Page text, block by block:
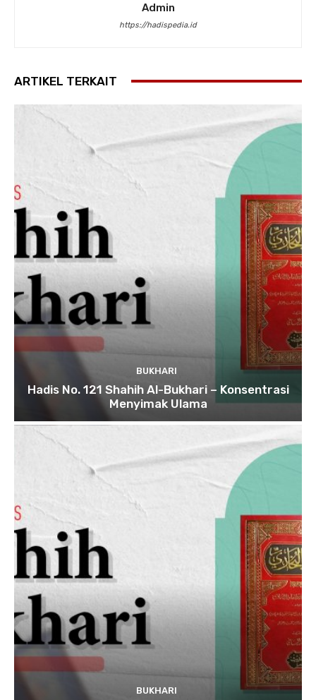
Admin
https://hadispedia.id
ARTIKEL TERKAIT
BUKHARI
Hadis No. 121 Shahih Al-Bukhari – Konsentrasi
Menyimak Ulama
BUKHARI